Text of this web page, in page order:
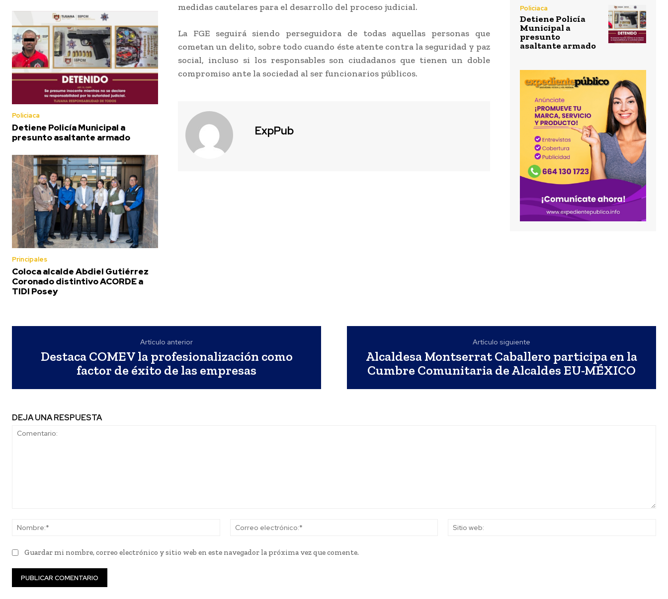
Policiaca
Detiene Policía Municipal a
presunto asaltante armado
Principales
Coloca alcalde Abdiel Gutiérrez
Coronado distintivo ACORDE a
TIDI Posey
medidas cautelares para el desarrollo del proceso judicial.
La FGE seguirá siendo perseguidora de todas aquellas personas que
cometan un delito, sobre todo cuando éste atente contra la seguridad y paz
social, incluso si los responsables son ciudadanos que tienen un doble
compromiso ante la sociedad al ser funcionarios públicos.
ExpPub
Policiaca
Detiene Policía
Municipal a
presunto
asaltante armado
Artículo anterior
Destaca COMEV la profesionalización como
factor de éxito de las empresas
Artículo siguiente
Alcaldesa Montserrat Caballero participa en la
Cumbre Comunitaria de Alcaldes EU-MÉXICO
DEJA UNA RESPUESTA
Nombre:*
Correo
Guardar mi nombre, correo electrónico y sitio web en este navegador la próxima vez que comente.